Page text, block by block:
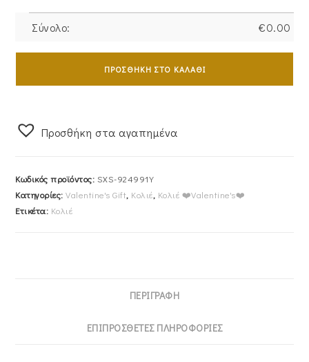
Σύνολο: €0.00
Κολιέ
Αστέρι
Πέτρες
924991Y
ποσότητα
ΠΡΟΣΘΉΚΗ ΣΤΟ ΚΑΛΆΘΙ
Προσθήκη στα αγαπημένα
Κωδικός προϊόντος: SXS-924991Y
Κατηγορίες:Valentine's Gift, Κολιέ, Κολιέ ❤️Valentine's❤️
Ετικέτα: Κολιέ
ΠΕΡΙΓΡΑΦΉ
ΕΠΙΠΡΌΣΘΕΤΕΣ ΠΛΗΡΟΦΟΡΊΕΣ